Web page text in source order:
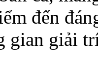
đến
gian giải